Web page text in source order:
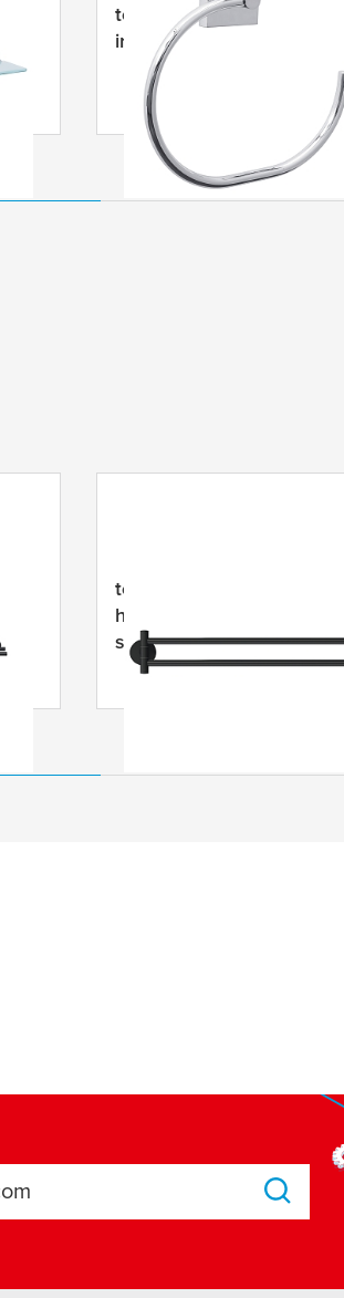
tesa
® Ekkro håndklædering
inklusive lim
tesa
håndklædeholder,
selvklæbende,
metal, inklusive lim